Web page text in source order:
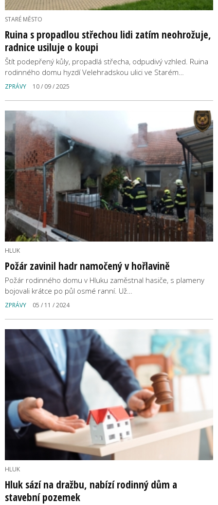
STARÉ MĚSTO
Ruina s propadlou střechou lidi zatím neohrožuje,
radnice usiluje o koupi
Štít podepřený kůly, propadlá střecha, odpudivý vzhled. Ruina
rodinného domu hyzdí Velehradskou ulici ve Starém…
ZPRÁVY 10 / 09 / 2025
HLUK
Požár zavinil hadr namočený v hořlavině
Požár rodinného domu v Hluku zaměstnal hasiče, s plameny
bojovali krátce po půl osmé ranní. Už…
ZPRÁVY 05 / 11 / 2024
HLUK
Hluk sází na dražbu, nabízí rodinný dům a
stavební pozemek